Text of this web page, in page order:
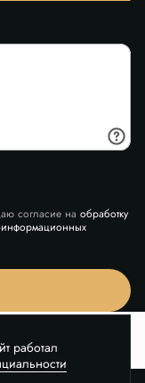
согласие на обработку
информационных
работал